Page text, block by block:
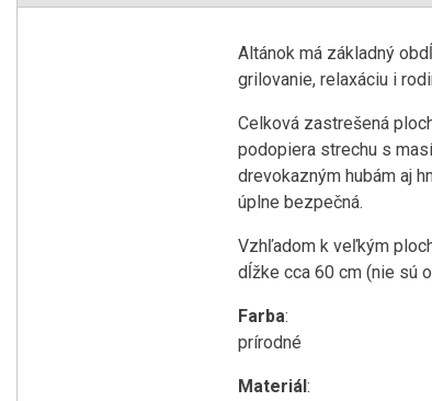
Altánok má základný
grilovanie, relaxáciu i
Celková zastrešená
podopiera strechu s
drevokazným hubám aj
úplne bezpečná.
Vzhľadom k veľkým
dĺžke cca 60 cm (nie sú
Farba:
prírodné
Materiál :